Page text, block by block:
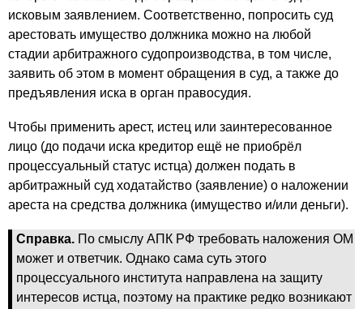
исковым заявлением. Соответственно, попросить суд
арестовать имущество должника можно на любой
стадии арбитражного судопроизводства, в том числе,
заявить об этом в момент обращения в суд, а также до
предъявления иска в орган правосудия.
Чтобы применить арест, истец или заинтересованное
лицо (до подачи иска кредитор ещё не приобрёл
процессуальный статус истца) должен подать в
арбитражный суд ходатайство (заявление) о наложении
ареста на средства должника (имущество и/или деньги).
Справка. По смыслу АПК РФ требовать наложения ОМ
может и ответчик. Однако сама суть этого
процессуального института направлена на защиту
интересов истца, поэтому на практике редко возникают